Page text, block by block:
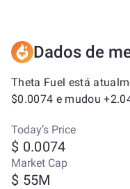
Dados de
Theta Fuel está
$0.0074 e mudou
Today’s Price
$ 0.0074
Market Cap
$ 55M